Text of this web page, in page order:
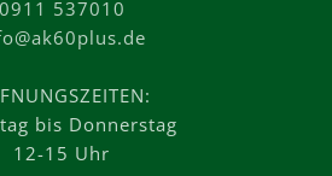
0911 537010
bis Donnerstag
12-15 Uhr